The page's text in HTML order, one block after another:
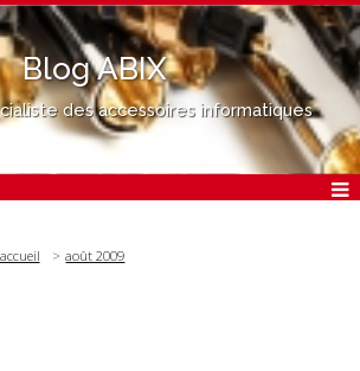
Blog ABIX
des accessoires informatiques
août 2009